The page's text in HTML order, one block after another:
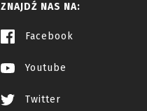
ZNAJDŹ NAS NA:
Facebook
Youtube
Twitter